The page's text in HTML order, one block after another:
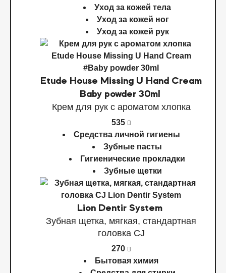
Уход за кожей тела
Уход за кожей ног
Уход за кожей рук
Etude House Missing U Hand Cream
Baby powder 30ml
Крем для рук с ароматом хлопка
535
Средства личной гигиены
Зубные пасты
Гигиенические прокладки
Зубные щетки
Lion Dentir System
Зубная щетка, мягкая, стандартная
головка СJ
270
Бытовая химия